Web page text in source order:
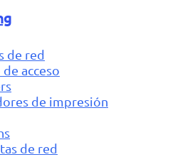
de red
acceso
de impresión
de red